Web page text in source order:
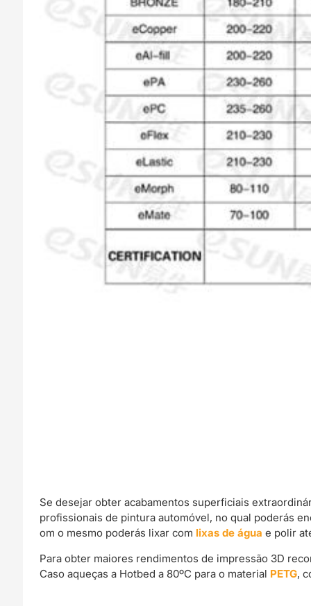
Se desejar obter acabamentos superficiais
profissionais de pintura automóvel, no qual poderás
om o mesmo poderás lixar com lixas de água e polir
Para obter maiores rendimentos de impressão 3D
Caso aqueças a Hotbed a 80ºC para o material PETG,